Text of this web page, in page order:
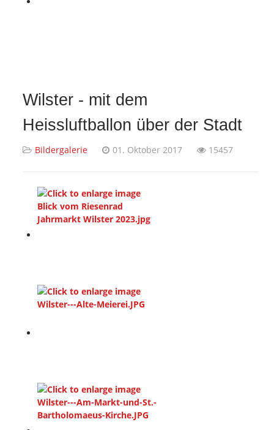
Wilster - mit dem
Heissluftballon über der Stadt
Bildergalerie 01. Oktober 2017 15457